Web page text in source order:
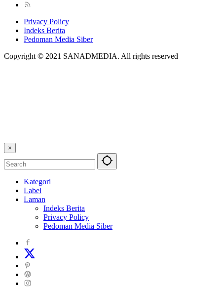
Privacy Policy
Indeks Berita
Pedoman Media Siber
Copyright © 2021 SANADMEDIA. All rights reserved
×
Kategori
Label
Laman
Indeks Berita
Privacy Policy
Pedoman Media Siber